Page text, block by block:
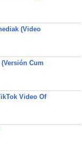
(Video
Cum
Video Of